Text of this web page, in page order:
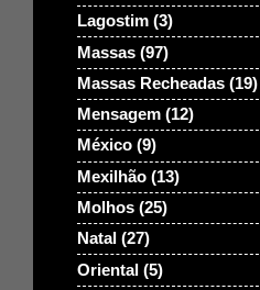
Lagostim (3)
Massas (97)
Massas Recheadas (19)
Mensagem (12)
México (9)
Mexilhão (13)
Molhos (25)
Natal (27)
Oriental (5)